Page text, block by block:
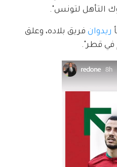
التأهل لتونس".
ريدوان فريق بلاده، وعلق
في قطر".